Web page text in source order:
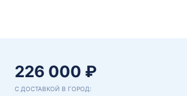
226 000 ₽
С ДОСТАВКОЙ В ГОРОД: